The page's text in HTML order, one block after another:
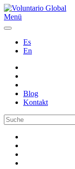
Menü
Es
En
Blog
Kontakt